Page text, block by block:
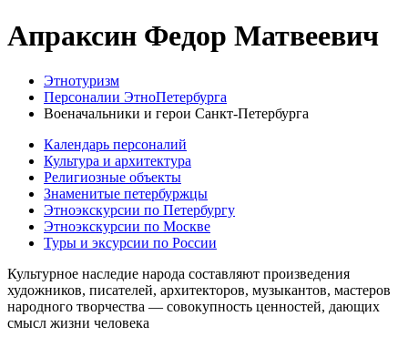
Апраксин Федор Матвеевич
Этнотуризм
Персоналии ЭтноПетербурга
Военачальники и герои Санкт-Петербурга
Календарь персоналий
Культура и архитектура
Религиозные объекты
Знаменитые петербуржцы
Этноэкскурсии по Петербургу
Этноэкскурсии по Москве
Туры и эксурсии по России
Культурное наследие народа составляют произведения
художников, писателей, архитекторов, музыкантов, мастеров
народного творчества ― совокупность ценностей, дающих
смысл жизни человека